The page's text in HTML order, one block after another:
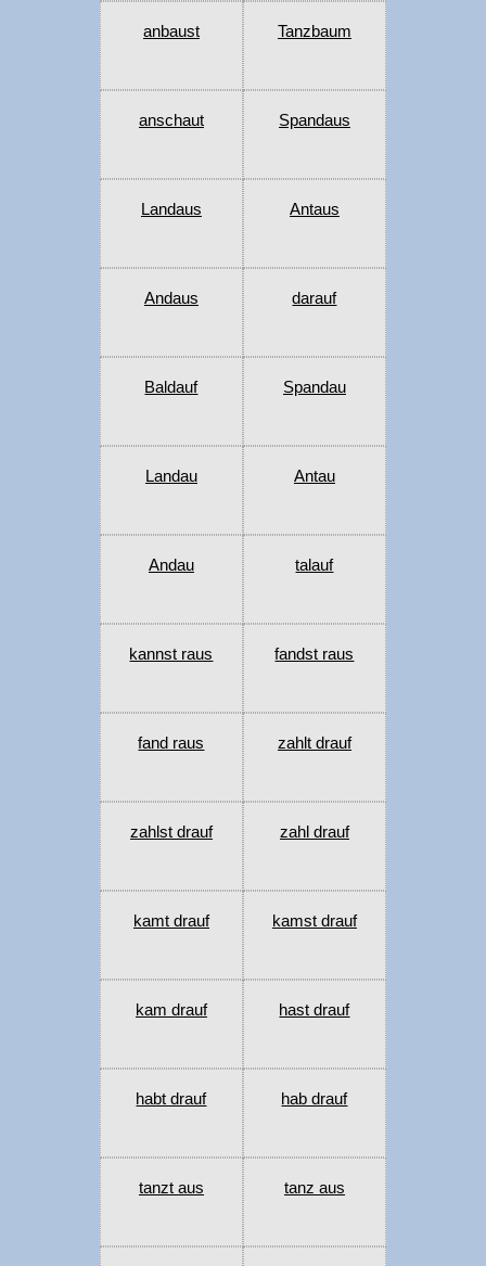
anbaust Tanzbaum
anschaut Spandaus
Landaus Antaus
Andaus darauf
Baldauf Spandau
Landau Antau
Andau talauf
kannst raus fandst raus
fand raus zahlt drauf
zahlst drauf zahl drauf
kamt drauf kamst drauf
kam drauf hast drauf
habt drauf hab drauf
tanzt aus tanz aus